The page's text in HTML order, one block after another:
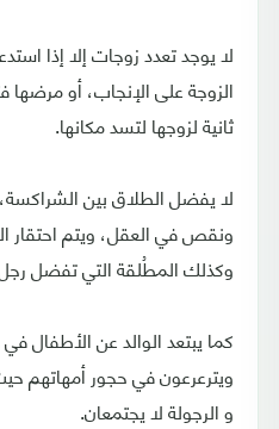
لا يوجد تعدد زوجات إلا إذا
الزوجة على الإنجاب، أو
ثانية لزوجها لتسد مكانها.
لا يفضل الطلاق بين الشراكسة،
ونقص في العقل، ويتم احتقار
وكذلك المطُلقة التي تفضل رجل
كما يبتعد الوالد عن الأطفال
ويترعرعون في حجور أمهاتهم
و الرجولة لا يجتمعان.